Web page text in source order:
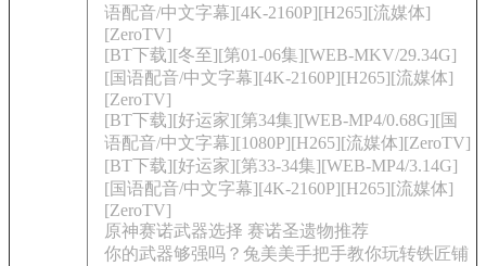
语配音/中文字幕][4K-2160P][H265][流媒体]
[ZeroTV]
[BT下载][冬至][第01-06集][WEB-MKV/29.34G]
[国语配音/中文字幕][4K-2160P][H265][流媒体]
[ZeroTV]
[BT下载][好运家][第34集][WEB-MP4/0.68G][国
语配音/中文字幕][1080P][H265][流媒体][ZeroTV]
[BT下载][好运家][第33-34集][WEB-MP4/3.14G]
[国语配音/中文字幕][4K-2160P][H265][流媒体]
[ZeroTV]
原神赛诺武器选择 赛诺圣遗物推荐
你的武器够强吗？兔美美手把手教你玩转铁匠铺